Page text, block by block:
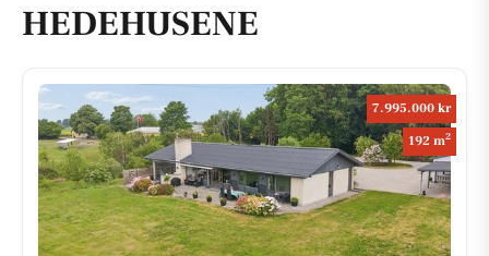
HEDEHUSENE
7.995.000 kr
192 m2